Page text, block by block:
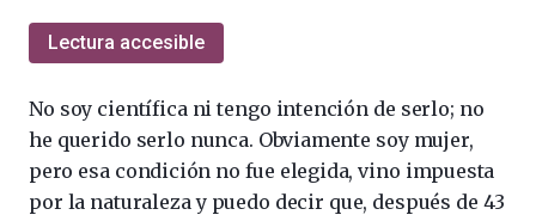
Lectura accesible
No soy científica ni tengo intención de serlo; no
he querido serlo nunca. Obviamente soy mujer,
pero esa condición no fue elegida, vino impuesta
por la naturaleza y puedo decir que, después de 43